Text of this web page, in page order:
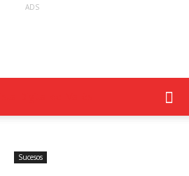
ADS
Sucesos